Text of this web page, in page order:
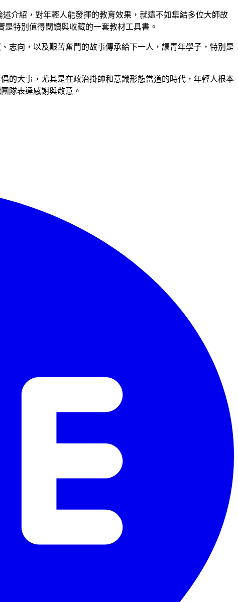
介紹，對年輕人能發揮的教育效果，就遠不如集結多位大師故
特別值得閱讀與收藏的一套教材工具書。
志向，以及艱苦奮鬥的故事傳承給下一人，讓青年學子，特別是
的大事，尤其是在政治掛帥和意識形態當道的時代，年輕人根本
隊表達感謝與敬意。